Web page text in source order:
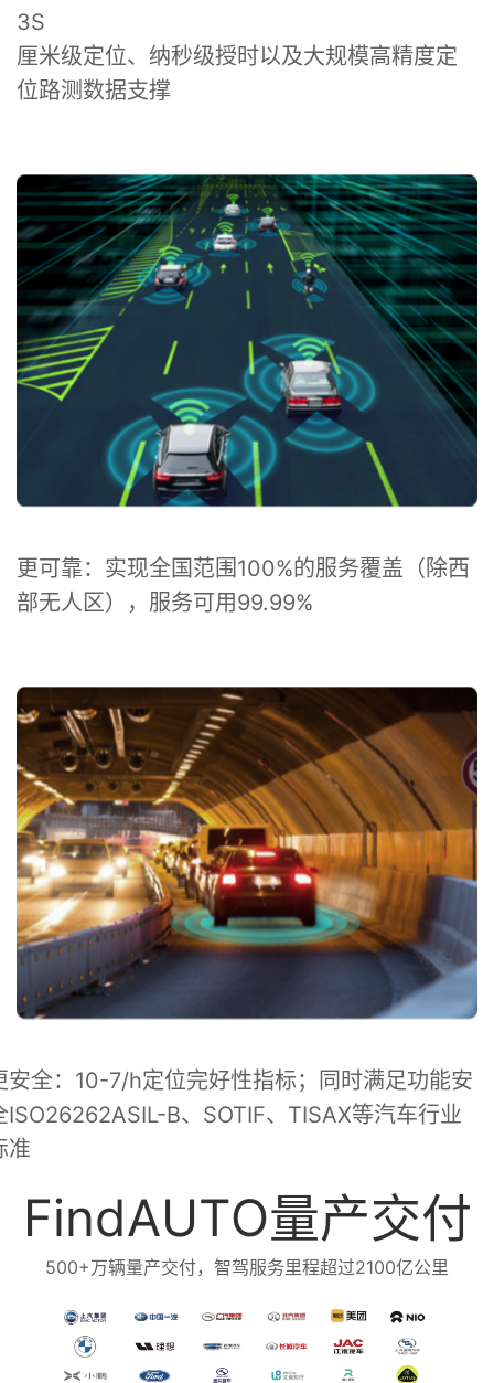
3S
厘米级定位、纳秒级授时以及大规模高精度定
更可靠：实现全国范围100%的服务覆盖（除西
部无人区），服务可用99.99%
安全：10-7/h定位完好性指标；同时满足功能安
ISO26262ASIL-B、SOTIF、TISAX等汽车行业
准
FindAUTO量产交付
500+万辆量产交付，智驾服务里程超过2100亿公里